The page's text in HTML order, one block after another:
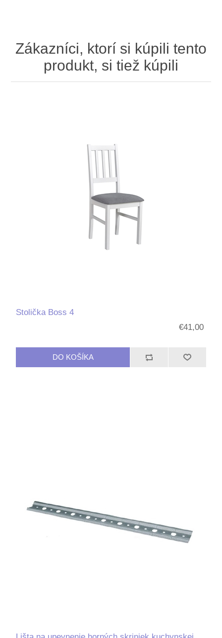
Zákazníci, ktorí si kúpili tento
produkt, si tiež kúpili
Stolička Boss 4
€41,00